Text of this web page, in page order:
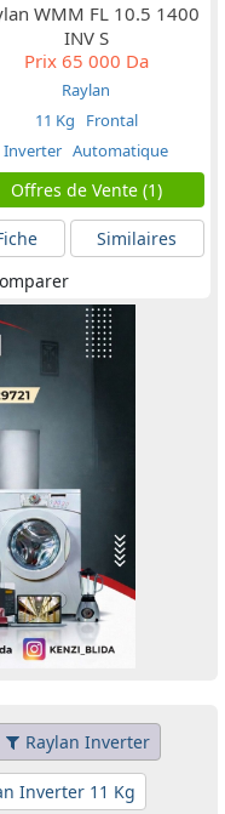
WMM FL 10.5 1400
INV S
Prix65 000 Da
Raylan
11 Kg
Frontal
Inverter Automatique
Offres de Vente (1)
Similaires
Raylan Inverter
Inverter 11 Kg